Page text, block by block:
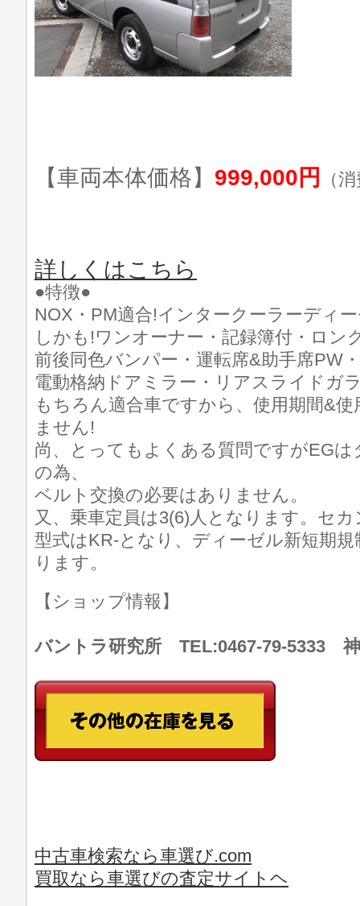
【車両本体価格】 999,000円 （
詳しくはこちら
●特徴●
NOX・PM適合!インタークーラーディ
しかも!ワンオーナー・記録簿付・ロン
前後同色バンパー・運転席&助手席PW
電動格納ドアミラー・リアスライドガ
もちろん適合車ですから、使用期間&
ません!
尚、とってもよくある質問ですがEG
の為、
ベルト交換の必要はありません。
又、乗車定員は3(6)人となります。セ
型式はKR-となり、ディーゼル新短期
ります。
【ショップ情報】
バントラ研究所 TEL:0467-79-5333 神
中古車検索なら車選び.com
買取なら車選びの査定サイトヘ